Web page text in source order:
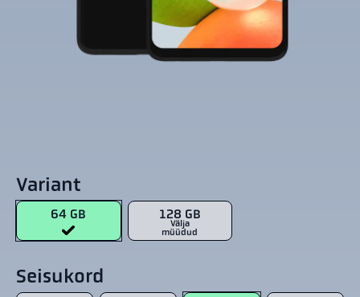
Variant
64 GB 128 GB
Välja
müüdud
Seisukord